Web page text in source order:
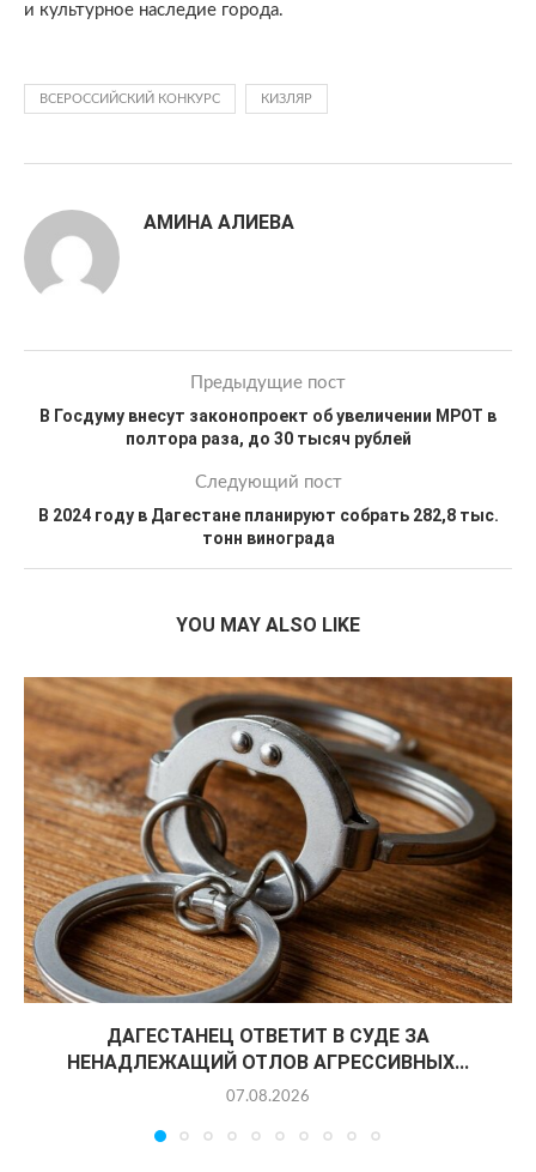
и культурное наследие города.
ВСЕРОССИЙСКИЙ КОНКУРС КИЗЛЯР
АМИНА АЛИЕВА
Предыдущие пост
В Госдуму внесут законопроект об увеличении МРОТ в
полтора раза, до 30 тысяч рублей
Следующий пост
В 2024 году в Дагестане планируют собрать 282,8 тыс.
тонн винограда
YOU MAY ALSO LIKE
ДАГЕСТАНЕЦ ОТВЕТИТ В СУДЕ ЗА
НЕНАДЛЕЖАЩИЙ ОТЛОВ АГРЕССИВНЫХ...
07.08.2026